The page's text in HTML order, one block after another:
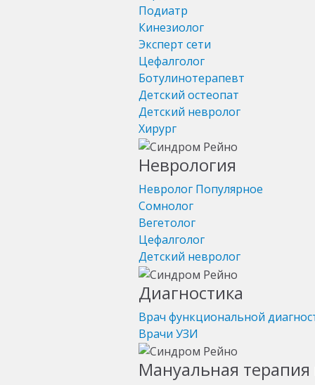
Подиатр
Кинезиолог
Эксперт сети
Цефалголог
Ботулинотерапевт
Детский остеопат
Детский невролог
Хирург
Неврология
Невролог Популярное
Сомнолог
Вегетолог
Цефалголог
Детский невролог
Диагностика
Врач функциональной
Врачи УЗИ
Мануальная терапия